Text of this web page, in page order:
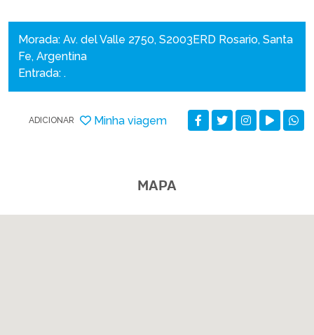
Morada: Av. del Valle 2750, S2003ERD Rosario, Santa
Fe, Argentina
Entrada: .
ADICIONAR Minha viagem
MAPA